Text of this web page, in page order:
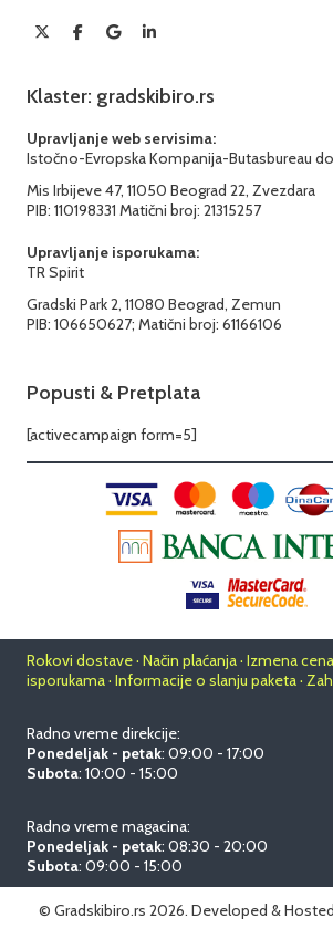
Klaster: gradskibiro.rs
Upravljanje web servisima:
Istočno-Evropska Kompanija-Butasbureau
Mis Irbijeve 47, 11050 Beograd 22, Zvezdara
PIB: 110198331 Matični broj: 21315257
Upravljanje isporukama:
TR Spirit
Gradski Park 2, 11080 Beograd, Zemun
PIB: 106650627; Matični broj: 61166106
Popusti & Pretplata
[activecampaign form=5]
Rokovi dostave · Način plaćanja · Izmena
isporukama · Informacije o slanju paketa ·
Radno vreme direkcije:
Ponedeljak - petak: 09:00 - 17:00
Subota: 10:00 - 15:00
Radno vreme magacina:
Ponedeljak - petak: 08:30 - 20:00
Subota: 09:00 - 15:00
© Gradskibiro.rs 2026. Developed &